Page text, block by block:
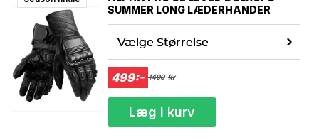
SUMMER LONG LÆDERHANDER
Vælge Størrelse
499:- 1499 kr
Læg i kurv